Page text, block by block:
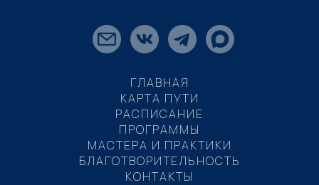
ГЛАВНАЯ
КАРТА ПУТИ
РАСПИСАНИЕ
ПРОГРАММЫ
МАСТЕРА И ПРАКТИКИ
БЛАГОТВОРИТЕЛЬНОСТЬ
КОНТАКТЫ